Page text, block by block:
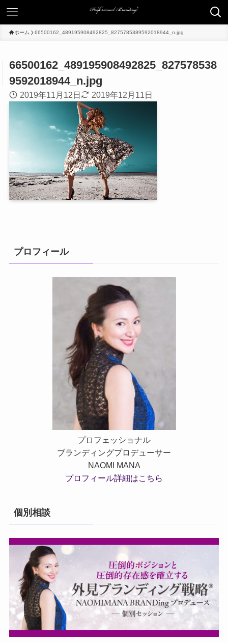
ホーム 66500162_489195908492825_8275785389592018944_n.jpg
66500162_489195908492825_827578538
9592018944_n.jpg
2019年11月12日 2019年12月11日
プロフィール
プロフェッショナル
ブランディングプロデューサー
NAOMI MANA
プロフィール詳細はこちら
個別相談